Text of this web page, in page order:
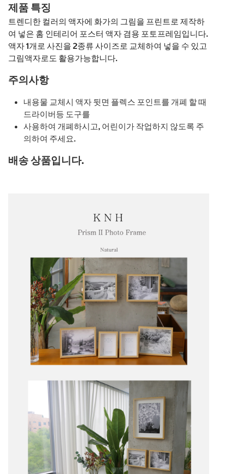
제품 특징
트렌디한 컬러의 액자에 화가의 그림을 프린트로 제작하
여 넣은 홈 인테리어 포스터 액자 겸용 포토프레임입니다.
액자 1개로 사진을 2종류 사이즈로 교체하여 넣을 수 있고
그림액자로도 활용가능합니다.
주의사항
내용물 교체시 액자 뒷면 플렉스 포인트를 개폐 할 때
드라이버등 도구를
사용하여 개폐하시고, 어린이가 작업하지 않도록 주
의하여 주세요.
배송 상품입니다.